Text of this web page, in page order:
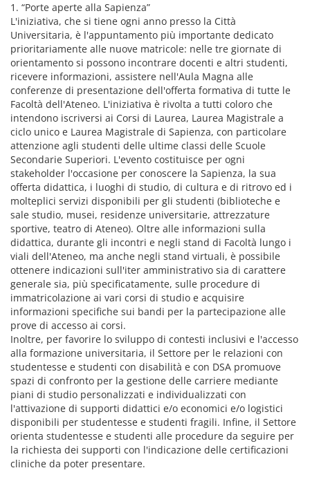
1. “Porte aperte alla Sapienza”
L'iniziativa, che si tiene ogni anno presso la Città
Universitaria, è l'appuntamento più importante dedicato
prioritariamente alle nuove matricole: nelle tre giornate di
orientamento si possono incontrare docenti e altri studenti,
ricevere informazioni, assistere nell'Aula Magna alle
conferenze di presentazione dell'offerta formativa di tutte le
Facoltà dell'Ateneo. L'iniziativa è rivolta a tutti coloro che
intendono iscriversi ai Corsi di Laurea, Laurea Magistrale a
ciclo unico e Laurea Magistrale di Sapienza, con particolare
attenzione agli studenti delle ultime classi delle Scuole
Secondarie Superiori. L'evento costituisce per ogni
stakeholder l'occasione per conoscere la Sapienza, la sua
offerta didattica, i luoghi di studio, di cultura e di ritrovo ed i
molteplici servizi disponibili per gli studenti (biblioteche e
sale studio, musei, residenze universitarie, attrezzature
sportive, teatro di Ateneo). Oltre alle informazioni sulla
didattica, durante gli incontri e negli stand di Facoltà lungo i
viali dell'Ateneo, ma anche negli stand virtuali, è possibile
ottenere indicazioni sull'iter amministrativo sia di carattere
generale sia, più specificatamente, sulle procedure di
immatricolazione ai vari corsi di studio e acquisire
informazioni specifiche sui bandi per la partecipazione alle
prove di accesso ai corsi.
Inoltre, per favorire lo sviluppo di contesti inclusivi e l'accesso
alla formazione universitaria, il Settore per le relazioni con
studentesse e studenti con disabilità e con DSA promuove
spazi di confronto per la gestione delle carriere mediante
piani di studio personalizzati e individualizzati con
l'attivazione di supporti didattici e/o economici e/o logistici
disponibili per studentesse e studenti fragili. Infine, il Settore
orienta studentesse e studenti alle procedure da seguire per
la richiesta dei supporti con l'indicazione delle certificazioni
cliniche da poter presentare.